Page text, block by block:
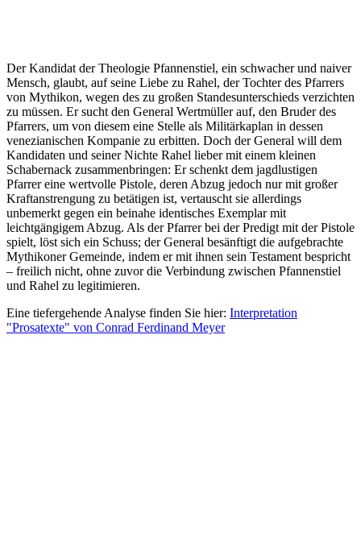
Der Kandidat der Theologie Pfannenstiel, ein schwacher und naiver
Mensch, glaubt, auf seine Liebe zu Rahel, der Tochter des Pfarrers
von Mythikon, wegen des zu großen Standesunterschieds verzichten
zu müssen. Er sucht den General Wertmüller auf, den Bruder des
Pfarrers, um von diesem eine Stelle als Militärkaplan in dessen
venezianischen Kompanie zu erbitten. Doch der General will dem
Kandidaten und seiner Nichte Rahel lieber mit einem kleinen
Schabernack zusammenbringen: Er schenkt dem jagdlustigen
Pfarrer eine wertvolle Pistole, deren Abzug jedoch nur mit großer
Kraftanstrengung zu betätigen ist, vertauscht sie allerdings
unbemerkt gegen ein beinahe identisches Exemplar mit
leichtgängigem Abzug. Als der Pfarrer bei der Predigt mit der Pistole
spielt, löst sich ein Schuss; der General besänftigt die aufgebrachte
Mythikoner Gemeinde, indem er mit ihnen sein Testament bespricht
– freilich nicht, ohne zuvor die Verbindung zwischen Pfannenstiel
und Rahel zu legitimieren.
Eine tiefergehende Analyse finden Sie hier: Interpretation
"Prosatexte" von Conrad Ferdinand Meyer